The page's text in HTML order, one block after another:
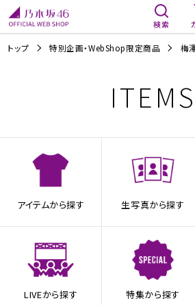
検索
トップ 特別企画・WebShop限定商品 梅
ITEMS
アイテムから探す 生写真から探す
LIVEから探す 特集から探す